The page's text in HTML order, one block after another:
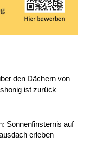
den Dächern von
ist zurück
Sonnenfinsternis auf
erleben